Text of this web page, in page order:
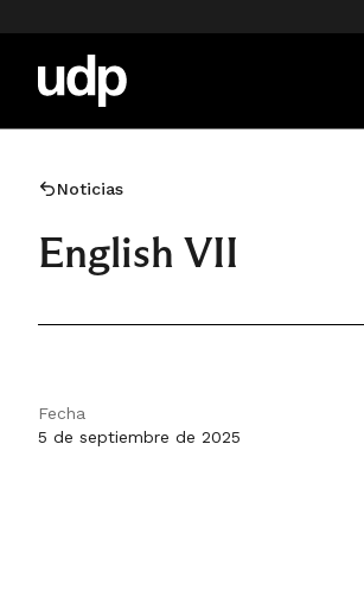
Noticias
English VII
Fecha
5 de septiembre de 2025